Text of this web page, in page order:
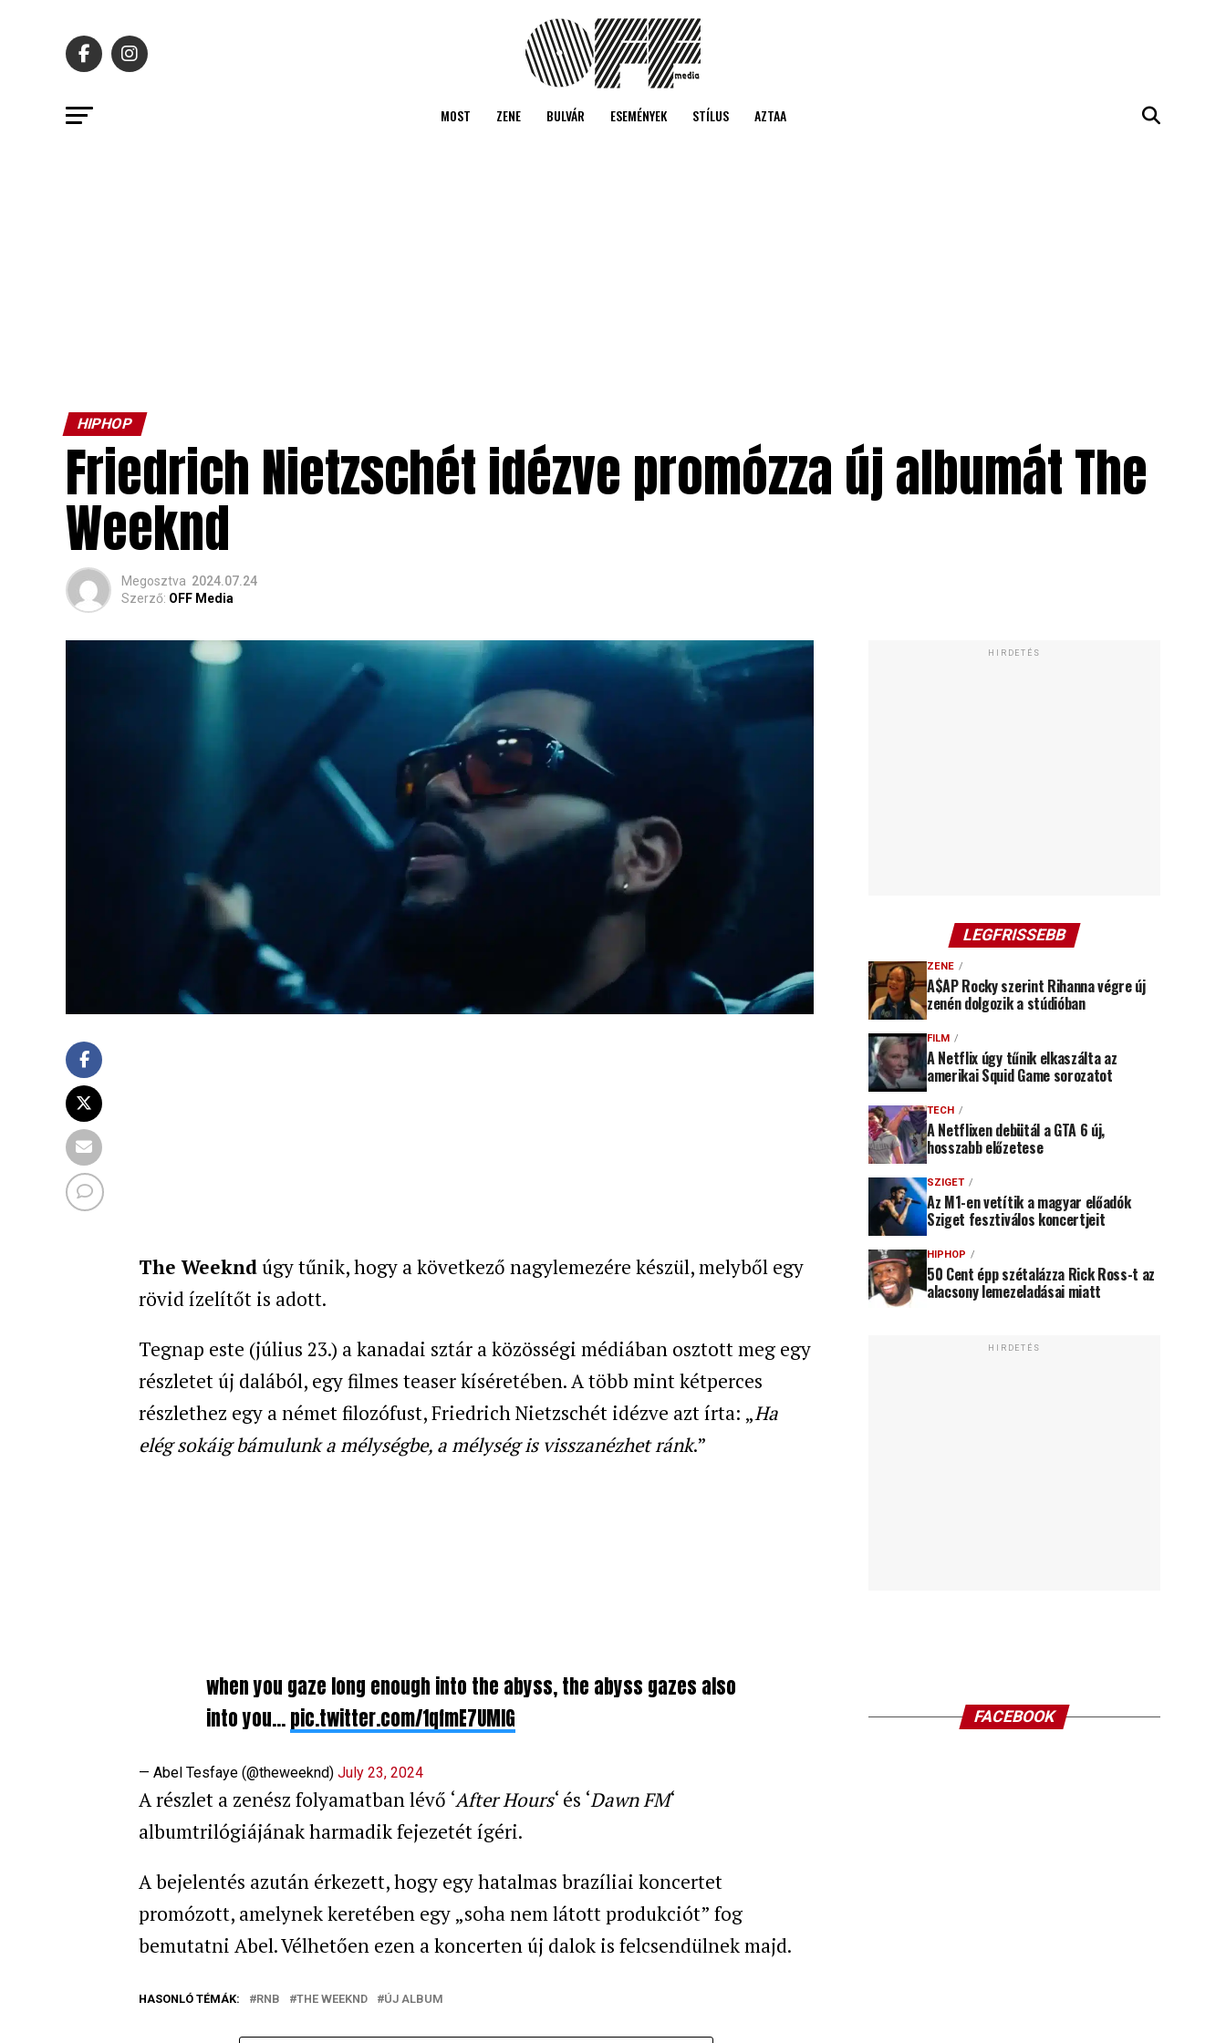
MOST ZENE BULVÁR ESEMÉNYEK STÍLUS AZTAA
HIPHOP
Friedrich Nietzschét idézve promózza új albumát The
Weeknd
Megosztva 2024.07.24
Szerző: OFF Media
The Weekndúgy tűnik, hogy a következő nagylemezére készül, melyből egy
rövid ízelítőt is adott.
Tegnap este (július 23.) a kanadai sztár a közösségi médiában osztott meg egy
részletet új dalából, egy filmes teaser kíséretében. A több mint kétperces
részlethez egy a német filozófust, Friedrich Nietzschét idézve azt írta: „Ha
elég sokáig bámulunk a mélységbe, a mélység is visszanézhet ránk.”
when you gaze long enough into the abyss, the abyss gazes also
into you…pic.twitter.com/1qfmE7UMIG
— Abel Tesfaye (@theweeknd) July 23, 2024
A részlet a zenész folyamatban lévő ‘After Hours‘ és ‘Dawn FM‘
albumtrilógiájának harmadik fejezetét ígéri.
A bejelentés azután érkezett, hogy egy hatalmas brazíliai koncertet
promózott, amelynek keretében egy „soha nem látott produkciót” fog
bemutatni Abel. Vélhetően ezen a koncerten új dalok is felcsendülnek majd.
HASONLÓ TÉMÁK: RNB THE WEEKND ÚJ ALBUM
HIRDETÉS
LEGFRISSEBB
ZENE
A$AP Rocky szerint Rihanna végre új
zenén dolgozik a stúdióban
FILM
A Netflix úgy tűnik elkaszálta az
amerikai Squid Game sorozatot
TECH
A Netflixen debütál a GTA 6 új,
hosszabb előzetese
SZIGET
Az M1-en vetítik a magyar előadók
Sziget fesztiválos koncertjeit
HIPHOP
50 Cent épp szétalázza Rick Ross-t az
alacsony lemezeladásai miatt
HIRDETÉS
FACEBOOK